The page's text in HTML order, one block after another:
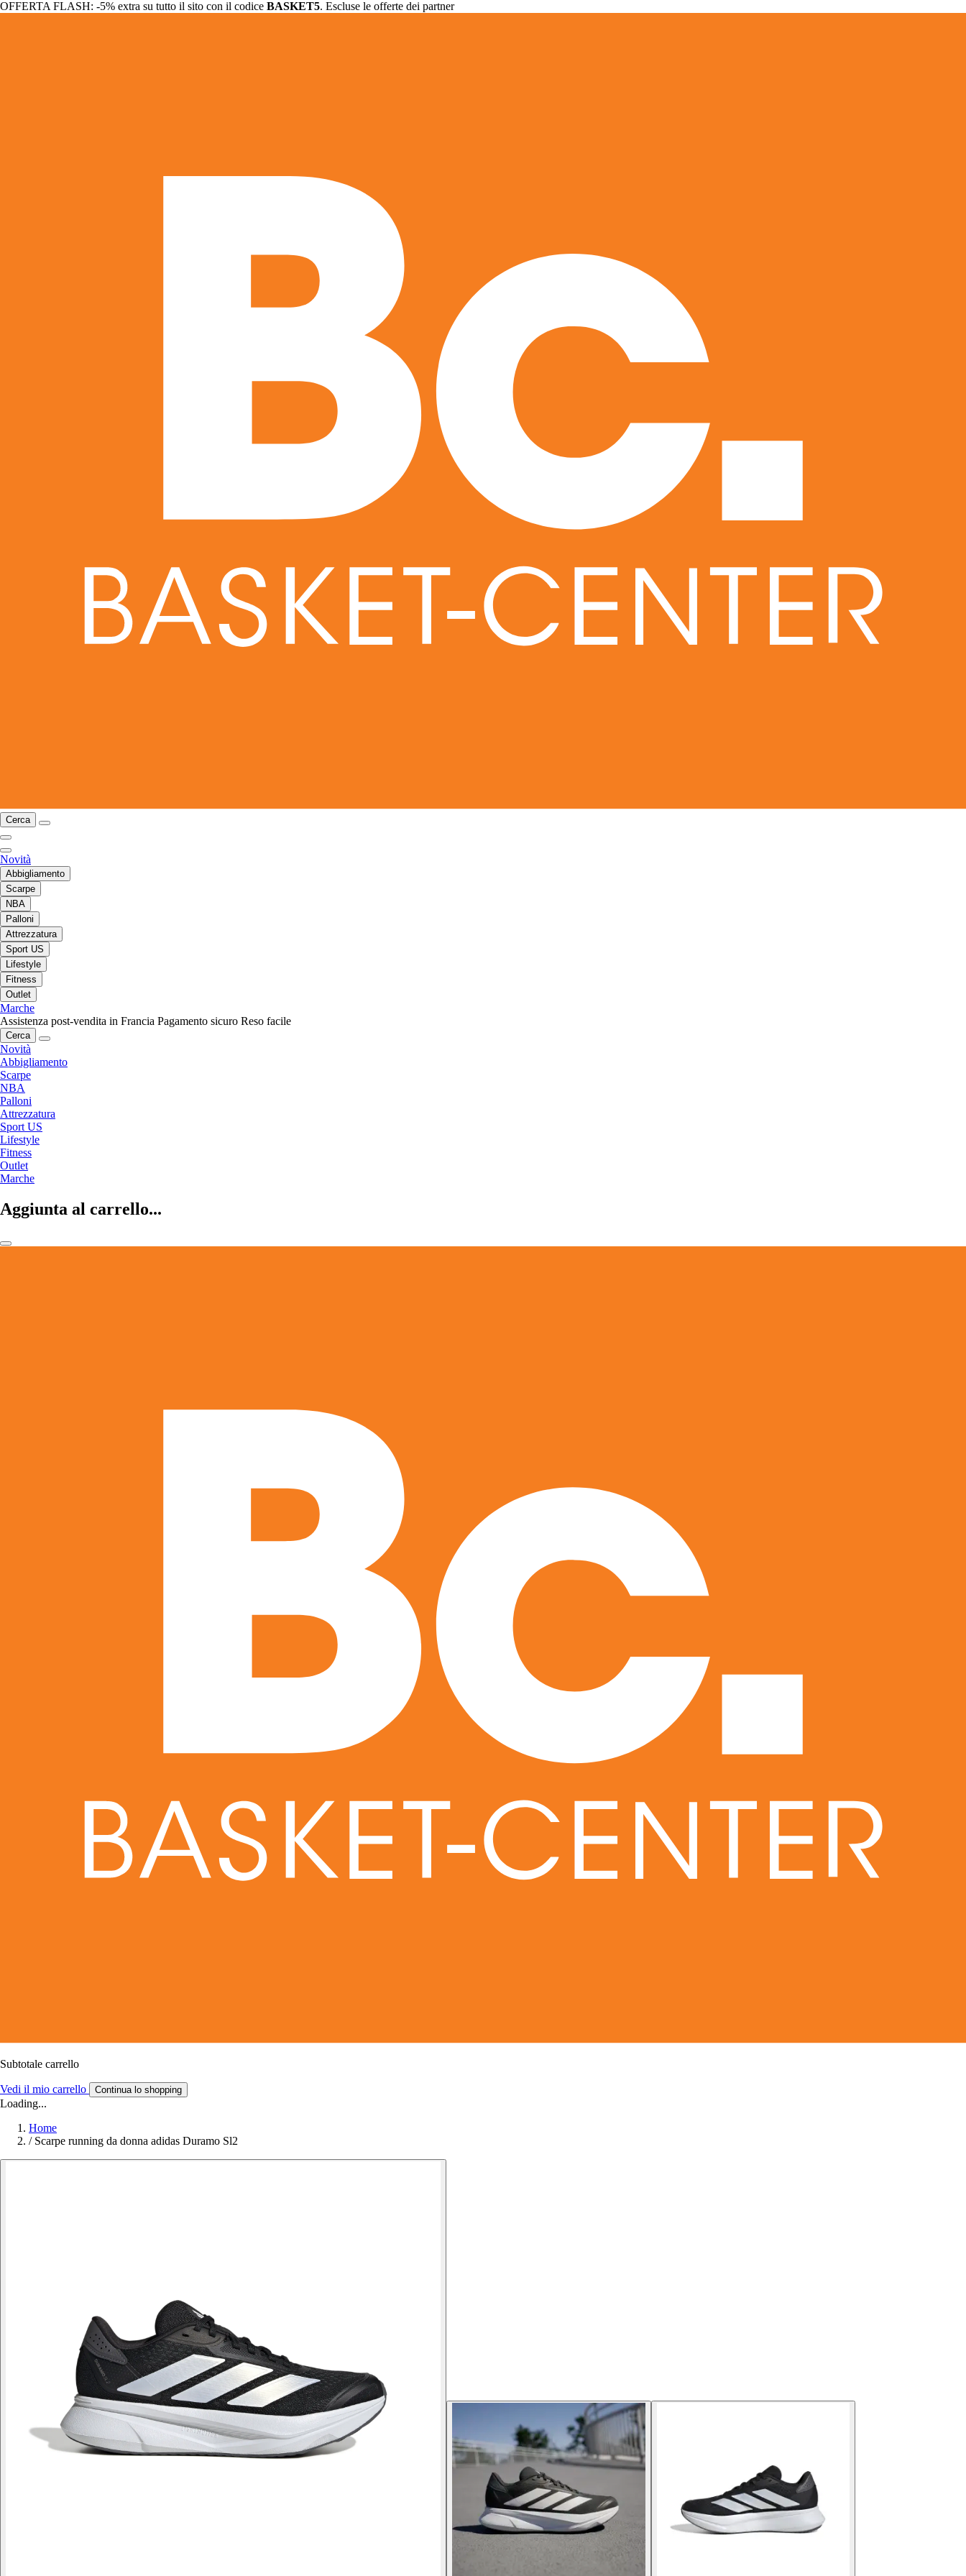
OFFERTA FLASH: -5% extra su tutto il sito con il codice BASKET5. Escluse le offerte dei partner
Cerca
Novità
Abbigliamento
Scarpe
NBA
Palloni
Attrezzatura
Sport US
Lifestyle
Fitness
Outlet
Marche
Assistenza post-vendita in Francia Pagamento sicuro Reso facile
Cerca
Novità
Abbigliamento
Scarpe
NBA
Palloni
Attrezzatura
Sport US
Lifestyle
Fitness
Outlet
Marche
Aggiunta al carrello...
Subtotale carrello
Vedi il mio carrello Continua lo shopping
Loading...
Home
/ Scarpe running da donna adidas Duramo Sl2